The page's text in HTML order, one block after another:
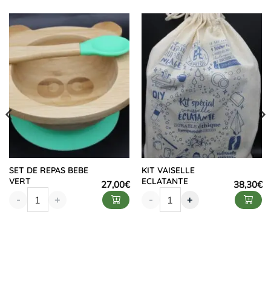
SET DE REPAS BEBE
VERT
27,00€
-
+
KIT VAISELLE
ECLATANTE
38,30€
-
+